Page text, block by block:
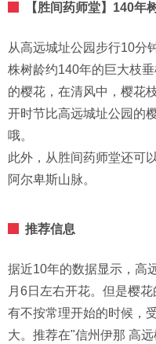
【胜间药师堂】140年
从高远城址公园步行10分
株树龄约140年的巨大枝
的樱花，在清风中，樱花
开时节比高远城址公园的
哦。
此外，从胜间药师堂还可
阿尔卑斯山脉。
推荐信息
据近10年的数据显示，高
月6日左右开花。但是樱
有不按常理开始的时候，
大。推荐在"信州伊那 高